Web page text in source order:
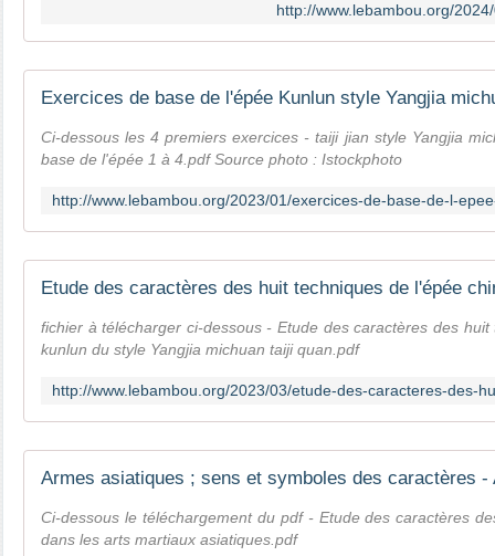
http://www.lebambou.org/
Ci-dessous les 4 premiers exercices - taiji jian style Yangjia
base de l'épée 1 à 4.pdf Source photo : Istockphoto
fichier à télécharger ci-dessous - Etude des caractères des
kunlun du style Yangjia michuan taiji quan.pdf
Ci-dessous le téléchargement du pdf - Etude des caractères
dans les arts martiaux asiatiques.pdf